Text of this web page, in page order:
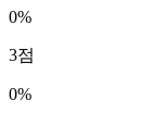
0%
3점
0%